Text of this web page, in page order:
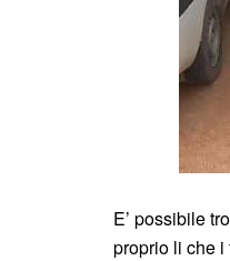
E’ possibile
proprio li che i